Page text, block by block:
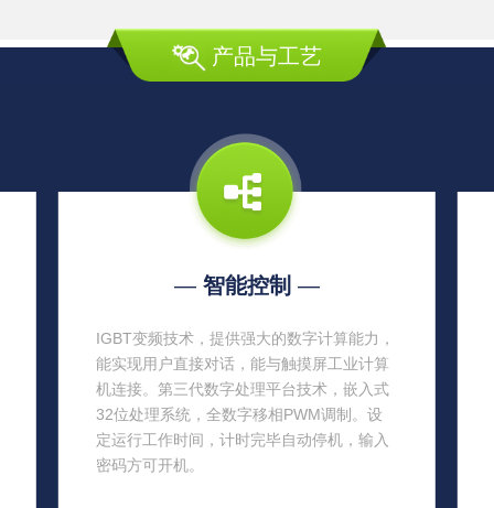
产品与工艺
— 智能控制 —
IGBT变频技术，提供强大的数字计算能力，
能实现用户直接对话，能与触摸屏工业计算
机连接。第三代数字处理平台技术，嵌入式
32位处理系统，全数字移相PWM调制。设
定运行工作时间，计时完毕自动停机，输入
密码方可开机。